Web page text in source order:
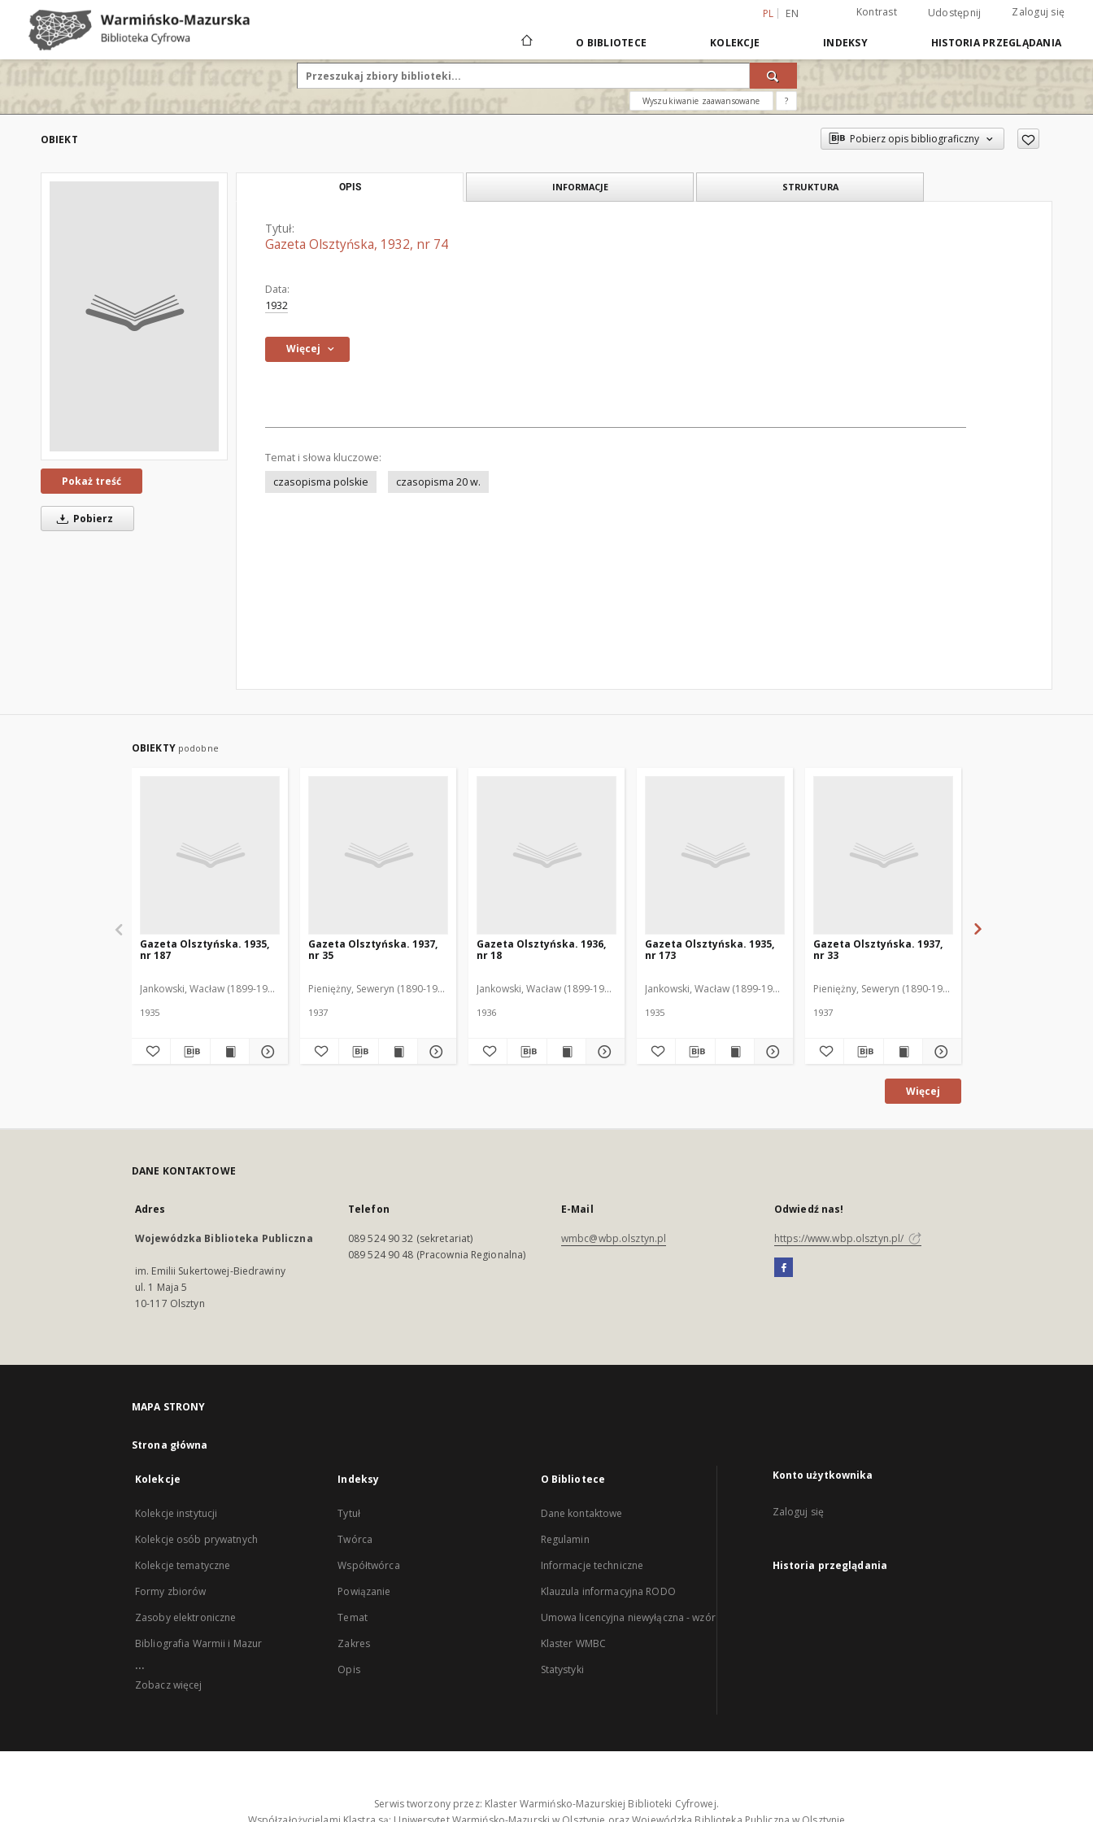
PL EN Kontrast Udostępnij Zaloguj się
O BIBLIOTECE KOLEKCJE INDEKSY HISTORIA PRZEGLĄDANIA
Wyszukiwanie zaawansowane ?
OBIEKT Pobierz opis bibliograficzny
Pokaż treść
Pobierz
OPIS INFORMACJE STRUKTURA
Tytuł:
Gazeta Olsztyńska, 1932, nr 74
Data:
1932
Więcej
Temat i słowa kluczowe:
czasopisma polskie
czasopisma 20 w.
OBIEKTY podobne
Gazeta Olsztyńska. 1935,
nr 187
Jankowski, Wacław (1899-1975). Red.
1935
Gazeta Olsztyńska. 1937,
nr 35
Pieniężny, Seweryn (1890-1940). Red.
1937
Gazeta Olsztyńska. 1936,
nr 18
Jankowski, Wacław (1899-1975). Red.
1936
Gazeta Olsztyńska. 1935,
nr 173
Jankowski, Wacław (1899-1975). Red.
1935
Gazeta Olsztyńska. 1937,
nr 33
Pieniężny, Seweryn (1890-1940). Red.
1937
Więcej
DANE KONTAKTOWE
Adres
Wojewódzka Biblioteka Publiczna
im. Emilii Sukertowej-Biedrawiny
ul. 1 Maja 5
10-117 Olsztyn
Telefon
089 524 90 32 (sekretariat)
089 524 90 48 (Pracownia Regionalna)
E-Mail
wmbc@wbp.olsztyn.pl
Odwiedź nas!
https://www.wbp.olsztyn.pl/
MAPA STRONY
Strona główna
Kolekcje
Kolekcje instytucji
Kolekcje osób prywatnych
Kolekcje tematyczne
Formy zbiorów
Zasoby elektroniczne
Bibliografia Warmii i Mazur
...
Zobacz więcej
Indeksy
Tytuł
Twórca
Współtwórca
Powiązanie
Temat
Zakres
Opis
O Bibliotece
Dane kontaktowe
Regulamin
Informacje techniczne
Klauzula informacyjna RODO
Umowa licencyjna niewyłączna - wzór
Klaster WMBC
Statystyki
Konto użytkownika
Zaloguj się
Historia przeglądania
Serwis tworzony przez: Klaster Warmińsko-Mazurskiej Biblioteki Cyfrowej.